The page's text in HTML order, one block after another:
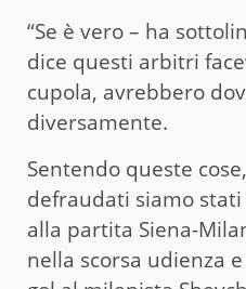
“Se è vero – ha
dice questi arbitri
cupola, avrebbero
diversamente.
Sentendo queste
defraudati siamo
alla partita Siena-
nella scorsa udienza